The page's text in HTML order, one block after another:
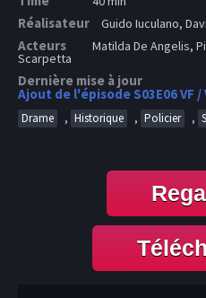
Réalisateur Guido Iuculano,
Acteurs Matilda De Angelis,
Scarpetta
Dernière mise à jour
Ajout de l'épisode S03E06 VF /
Drame , Historique , Policier ,